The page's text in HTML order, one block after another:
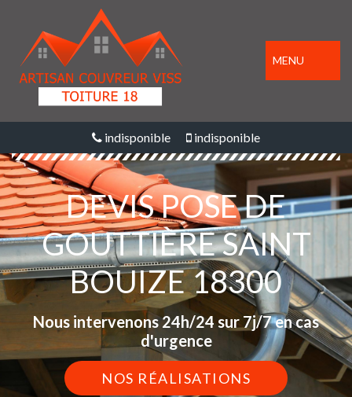
MENU
indisponible indisponible
DEVIS POSE DE
GOUTTIÈRE SAINT
BOUIZE 18300
Nous intervenons 24h/24 sur 7j/7 en cas
d'urgence
NOS RÉALISATIONS